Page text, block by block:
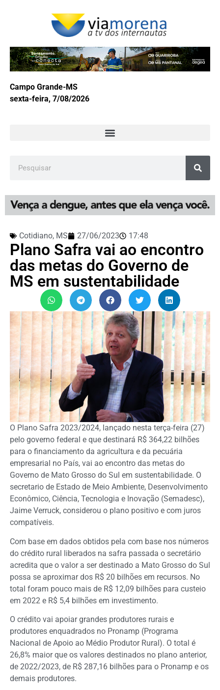
Campo Grande-MS
sexta-feira, 7/08/2026
Cotidiano, MS 27/06/2023 17:48
Plano Safra vai ao encontro
das metas do Governo de
MS em sustentabilidade
O Plano Safra 2023/2024, lançado nesta terça-feira (27)
pelo governo federal e que destinará R$ 364,22 bilhões
para o financiamento da agricultura e da pecuária
empresarial no País, vai ao encontro das metas do
Governo de Mato Grosso do Sul em sustentabilidade. O
secretario de Estado de Meio Ambiente, Desenvolvimento
Econômico, Ciência, Tecnologia e Inovação (Semadesc),
Jaime Verruck, considerou o plano positivo e com juros
compatíveis.
Com base em dados obtidos pela com base nos números
do crédito rural liberados na safra passada o secretário
acredita que o valor a ser destinado a Mato Grosso do Sul
possa se aproximar dos R$ 20 bilhões em recursos. No
total foram pouco mais de R$ 12,09 bilhões para custeio
em 2022 e R$ 5,4 bilhões em investimento.
O crédito vai apoiar grandes produtores rurais e
produtores enquadrados no Pronamp (Programa
Nacional de Apoio ao Médio Produtor Rural). O total é
26,8% maior que os valores destinados no plano anterior,
de 2022/2023, de R$ 287,16 bilhões para o Pronamp e os
demais produtores.